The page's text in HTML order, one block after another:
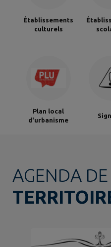
Établissements
culturels
Plan local
d'urbanisme
AGENDA DE